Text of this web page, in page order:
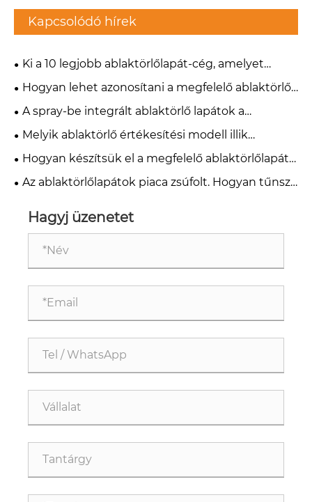
Kapcsolódó hírek
Ki a 10 legjobb ablaktörlőlapát-cég, amelyet
érdemes figyelni 2026-ban?
Hogyan lehet azonosítani a megfelelő ablaktörlő-
adapter típusokat bármely járműhöz
A spray-be integrált ablaktörlő lapátok a
következő növekedési lehetőség?
Melyik ablaktörlő értékesítési modell illik
legjobban vállalkozásához?
Hogyan készítsük el a megfelelő ablaktörlőlapát-
termékkeveréket egy új piac számára
Az ablaktörlőlapátok piaca zsúfolt. Hogyan tűnsz
Hagyj üzenetet